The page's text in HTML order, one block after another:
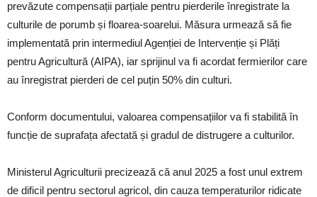
prevăzute compensații parțiale pentru pierderile înregistrate la
culturile de porumb și floarea-soarelui. Măsura urmează să fie
implementată prin intermediul Agenției de Intervenție și Plăți
pentru Agricultură (AIPA), iar sprijinul va fi acordat fermierilor care
au înregistrat pierderi de cel puțin 50% din culturi.
Conform documentului, valoarea compensațiilor va fi stabilită în
funcție de suprafața afectată și gradul de distrugere a culturilor.
Ministerul Agriculturii precizează că anul 2025 a fost unul extrem
de dificil pentru sectorul agricol, din cauza temperaturilor ridicate